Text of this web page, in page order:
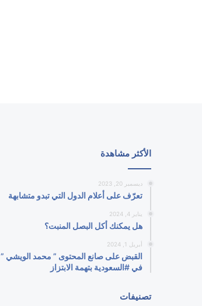
الأكثر مشاهدة
ديسمبر 20, 2023
تعرّف على أعلام الدول التي تبدو متشابهة
يناير 4, 2024
هل يمكنك أكل البصل المنبت؟
أبريل 1, 2024
القبض على صانع المحتوى ” محمد الويشي ”
في #السعودية بتهمة الابتزاز
تصنيفات